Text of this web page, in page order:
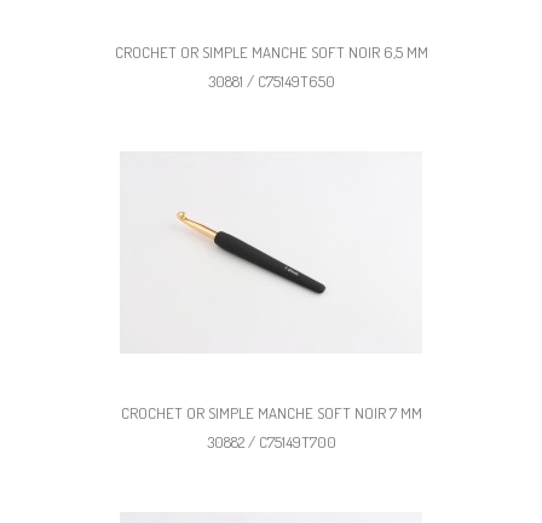
CROCHET OR SIMPLE MANCHE SOFT NOIR 6,5 MM
30881 / C75149T650
CROCHET OR SIMPLE MANCHE SOFT NOIR 7 MM
30882 / C75149T700